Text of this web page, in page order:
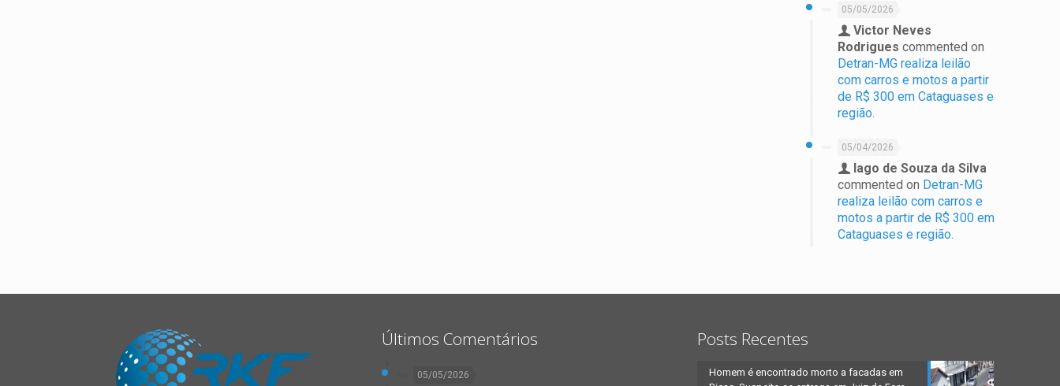
05/05/2026
Victor Neves
Rodrigues commented on
Detran-MG realiza leilão
com carros e motos a partir
de R$ 300 em Cataguases e
região.
05/04/2026
Iago de Souza da Silva
commented on Detran-MG
realiza leilão com carros e
motos a partir de R$ 300 em
Cataguases e região.
Últimos Comentários
05/05/2026
Posts Recentes
Homem é encontrado morto a facadas em